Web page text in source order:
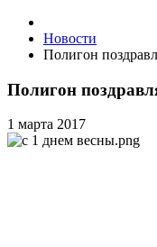
Новости
Полигон
Полигон
1 марта 2017